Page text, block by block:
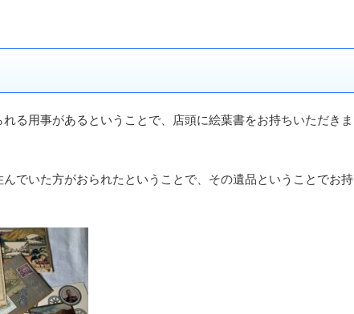
る用事があるということで、店頭に絵葉書をお持ちいただきま
でいた方がおられたということで、その遺品ということでお持